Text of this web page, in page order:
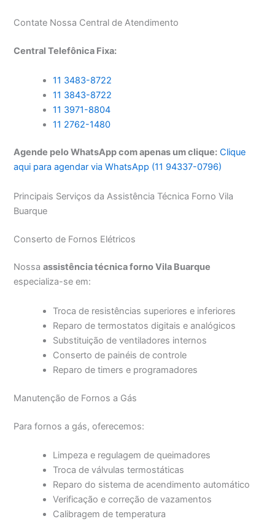
Contate Nossa Central de Atendimento
Central Telefônica Fixa:
11 3483-8722
11 3843-8722
11 3971-8804
11 2762-1480
Agende pelo WhatsApp com apenas um clique: Clique
aqui para agendar via WhatsApp (11 94337-0796)
Principais Serviços da Assistência Técnica Forno Vila
Buarque
Conserto de Fornos Elétricos
Nossaassistência técnica forno Vila Buarque
especializa-se em:
Troca de resistências superiores e inferiores
Reparo de termostatos digitais e analógicos
Substituição de ventiladores internos
Conserto de painéis de controle
Reparo de timers e programadores
Manutenção de Fornos a Gás
Para fornos a gás, oferecemos:
Limpeza e regulagem de queimadores
Troca de válvulas termostáticas
Reparo do sistema de acendimento automático
Verificação e correção de vazamentos
Calibragem de temperatura